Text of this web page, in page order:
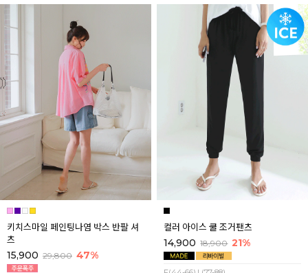
키치스마일 페인팅나염 박스 반팔 셔
츠
15,900 29,800 47%
컬러 아이스 쿨 조거팬츠
14,900 18,900 21%